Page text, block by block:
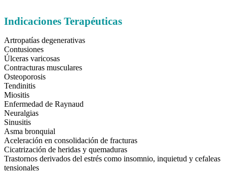
Indicaciones Terapéuticas
Artropatías degenerativas
Contusiones
Úlceras varicosas
Contracturas musculares
Osteoporosis
Tendinitis
Miositis
Enfermedad de Raynaud
Neuralgias
Sinusitis
Asma bronquial
Aceleración en consolidación de fracturas
Cicatrización de heridas y quemaduras
Trastornos derivados del estrés como insomnio, inquietud y cefaleas
tensionales